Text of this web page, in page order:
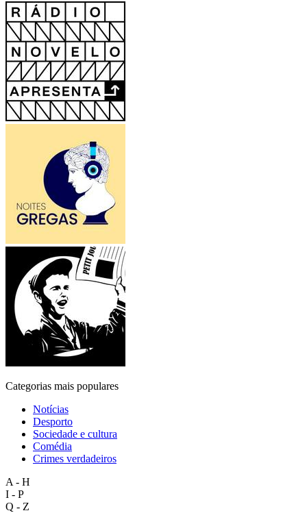
Categorias mais populares
Notícias
Desporto
Sociedade e cultura
Comédia
Crimes verdadeiros
A - H
I - P
Q - Z